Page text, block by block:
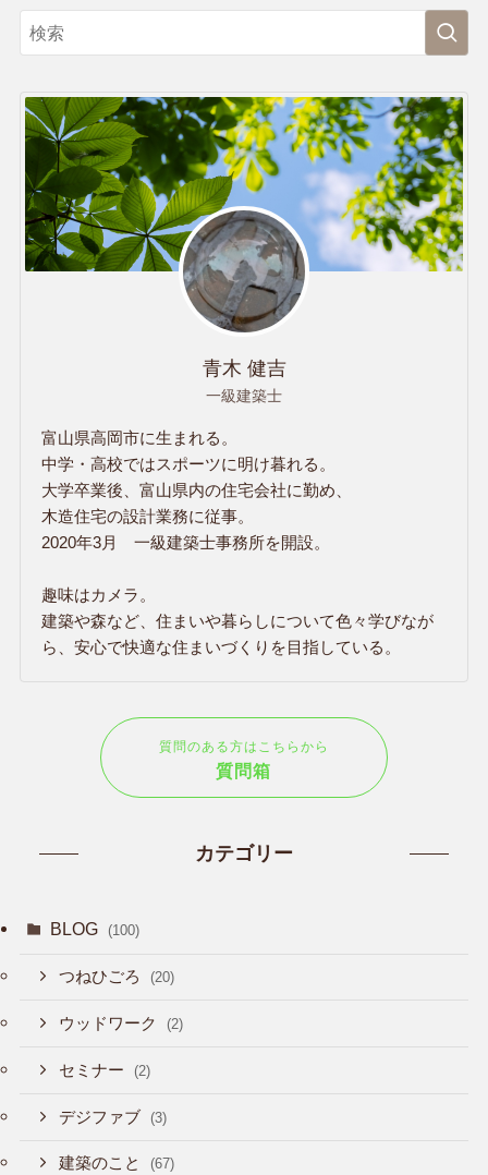
青木 健吉
一級建築士
富山県高岡市に生まれる。
中学・高校ではスポーツに明け暮れる。
大学卒業後、富山県内の住宅会社に勤め、
木造住宅の設計業務に従事。
2020年3月 一級建築士事務所を開設。
趣味はカメラ。
建築や森など、住まいや暮らしについて色々学びなが
ら、安心で快適な住まいづくりを目指している。
質問のある方はこちらから
質問箱
カテゴリー
BLOG (100)
つねひごろ (20)
ウッドワーク (2)
セミナー (2)
デジファブ (3)
建築のこと (67)